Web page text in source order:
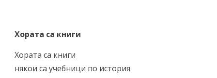
Хората са книги
Хората са книги
някои са учебници по история